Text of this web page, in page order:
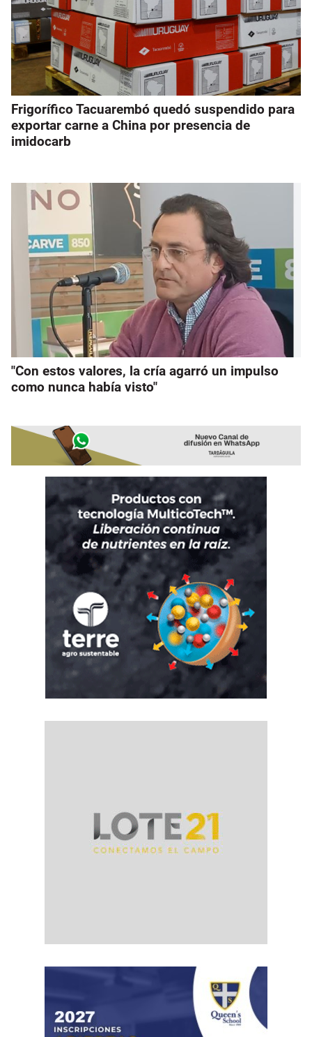
Frigorífico Tacuarembó quedó suspendido para
exportar carne a China por presencia de
imidocarb
"Con estos valores, la cría agarró un impulso
como nunca había visto"